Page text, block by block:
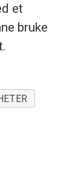
et
bruke